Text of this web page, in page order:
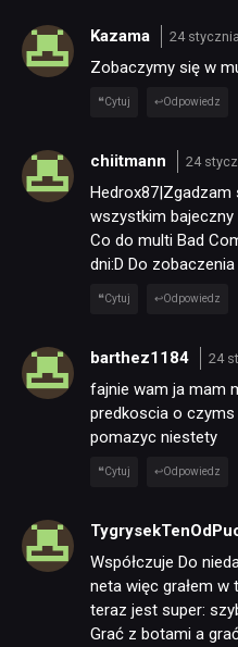
Kazama 24
Zobaczymy się w
Cytuj Odpowiedz
chiitmann 24
wszystkim
Co do multi Bad
dni:D Do
Cytuj Odpowiedz
barthez1184 24
fajnie wam ja mam
predkoscia o
pomazyc niestety
Cytuj Odpowiedz
Współczuje Do
neta więc grałem
teraz jest super:
Grać z botami a